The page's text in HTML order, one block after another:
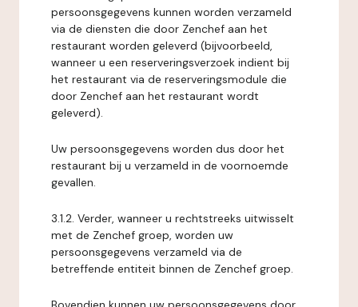
persoonsgegevens kunnen worden verzameld
via de diensten die door Zenchef aan het
restaurant worden geleverd (bijvoorbeeld,
wanneer u een reserveringsverzoek indient bij
het restaurant via de reserveringsmodule die
door Zenchef aan het restaurant wordt
geleverd).
Uw persoonsgegevens worden dus door het
restaurant bij u verzameld in de voornoemde
gevallen.
3.1.2. Verder, wanneer u rechtstreeks uitwisselt
met de Zenchef groep, worden uw
persoonsgegevens verzameld via de
betreffende entiteit binnen de Zenchef groep.